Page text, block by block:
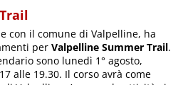
con il comune di Valpelline, ha
perValpelline Summer Trail.
sono lunedì 1° agosto,
alle 19.30. Il corso avrà come